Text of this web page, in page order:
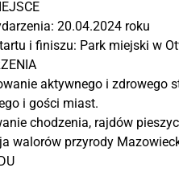
20.04.2024 roku
i finiszu: Park miejski w
aktywnego i zdrowego
i gości miast.
chodzenia, rajdów
walorów przyrody